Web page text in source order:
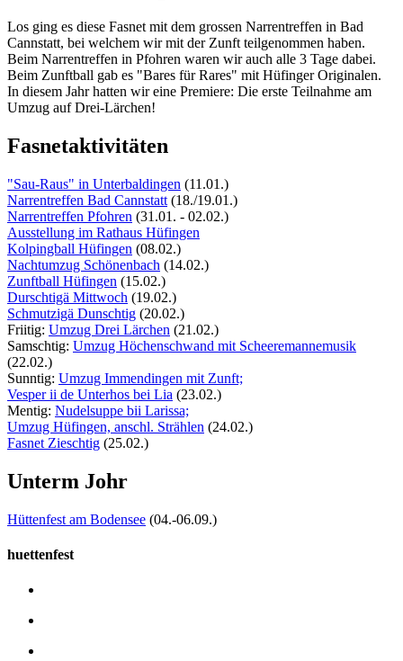
Los ging es diese Fasnet mit dem grossen Narrentreffen in Bad
Cannstatt, bei welchem wir mit der Zunft teilgenommen haben.
Beim Narrentreffen in Pfohren waren wir auch alle 3 Tage dabei.
Beim Zunftball gab es "Bares für Rares" mit Hüfinger Originalen.
In diesem Jahr hatten wir eine Premiere: Die erste Teilnahme am
Umzug auf Drei-Lärchen!
Fasnetaktivitäten
"Sau-Raus" in Unterbaldingen (11.01.)
Narrentreffen Bad Cannstatt (18./19.01.)
Narrentreffen Pfohren (31.01. - 02.02.)
Ausstellung im Rathaus Hüfingen
Kolpingball Hüfingen (08.02.)
Nachtumzug Schönenbach (14.02.)
Zunftball Hüfingen (15.02.)
Durschtigä Mittwoch (19.02.)
Schmutzigä Dunschtig (20.02.)
Friitig: Umzug Drei Lärchen (21.02.)
Samschtig: Umzug Höchenschwand mit Scheeremannemusik
(22.02.)
Sunntig: Umzug Immendingen mit Zunft;
Vesper ii de Unterhos bei Lia (23.02.)
Mentig: Nudelsuppe bii Larissa;
Umzug Hüfingen, anschl. Strählen (24.02.)
Fasnet Zieschtig (25.02.)
Unterm Johr
Hüttenfest am Bodensee (04.-06.09.)
huettenfest